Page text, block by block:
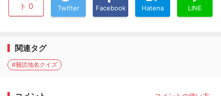
ト 0
Twitter Facebook Hatena LINE
関連タグ
#難読地名クイズ